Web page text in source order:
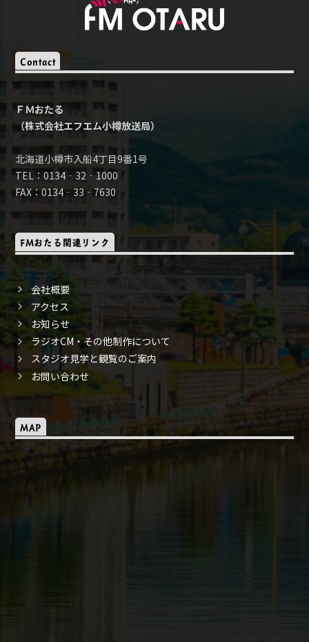
Contact
ＦＭおたる
（株式会社エフエム小樽放送局）
北海道小樽市入船4丁目9番1号
TEL：0134‐32‐1000
FAX：0134‐33‐7630
FMおたる関連リンク
会社概要
アクセス
お知らせ
ラジオCM・その他制作について
スタジオ見学と観覧のご案内
お問い合わせ
MAP